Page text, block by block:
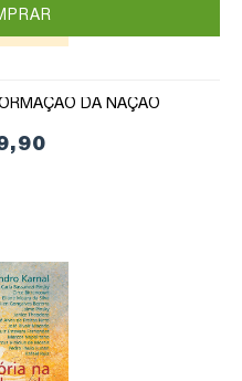
DA NAÇÃO